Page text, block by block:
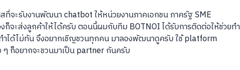
สที่จะรับงานพัฒนา chatbot ให้หน่วยงานภาคเอกชน ภาครัฐ SME
ก็จะส่งลูกค้าให้ได้ครับ ตอนนี้ผมกับทีม BOTNOI ได้รับการติดต่อให้ช่วยทำ
ได้ไม่ทัน จึงอยากเชิญชวนทุกคน มาลองพัฒนาดูครับ ใช้ platform
ๆ ก็อยากจะชวนมาเป็น partner กันครับ